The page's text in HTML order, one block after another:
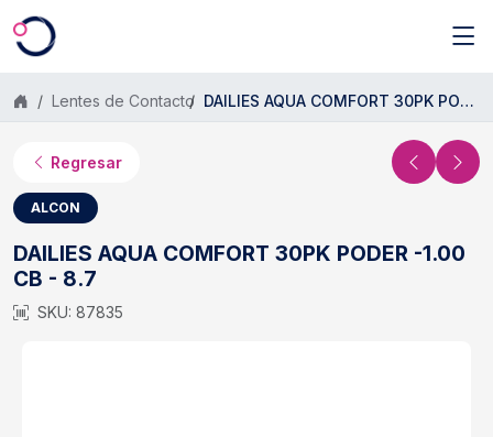
Saltar al contenido principal
Lentes de Contacto DAILIES AQUA COMFORT 30PK PODER -1.00 CB - 8.7
Regresar
ALCON
DAILIES AQUA COMFORT 30PK PODER -1.00
CB - 8.7
SKU: 87835